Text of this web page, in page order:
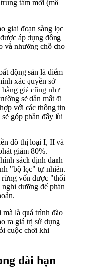
tâm mới (mô
giai đoạn sàng lọc
áp dụng đồng
và nhường chỗ cho
động sản là điểm
xác quyền sở
bằng giá cũng như
sẽ dần mất đi
với các thông tin
góp phần đẩy lùi
đô thị loại I, II và
giảm 80%.
sách định danh
"bộ lọc" tự nhiên.
rừng vốn được "thổi
dưỡng để phân
là quá trình đào
ra giá trị sử dụng
cuộc chơi khi
dài hạn